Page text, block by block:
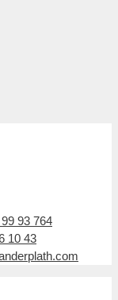
93 764
10 43